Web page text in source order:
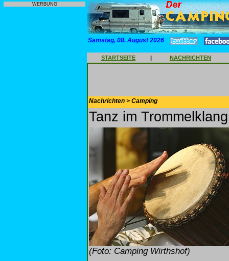
WERBUNG
Samstag, 08. August 2026
STARTSEITE | NACHRICHTEN
Nachrichten > Camping
Tanz im Trommelklang
(Foto: Camping Wirthshof)